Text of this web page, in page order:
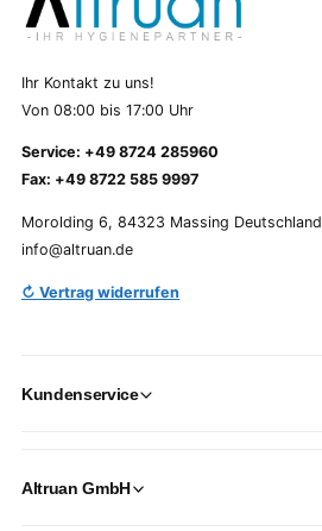
Ihr Kontakt zu uns!
Von 08:00 bis 17:00 Uhr
Service: +49 8724 285960
Fax: +49 8722 585 9997
Morolding 6, 84323 Massing Deutschland
info@altruan.de
↻ Vertrag widerrufen
Kundenservice
Altruan GmbH